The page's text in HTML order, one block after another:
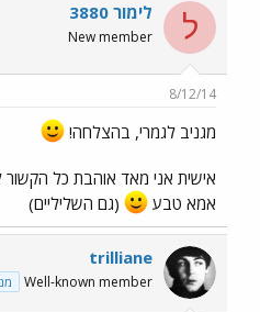
ל לימור 3880
New member
8/12/14
מגניב לגמרי, בהצלחה!
אישית אני מאד אוהבת כל הקשור
אמא טבע
(גם השליליים)
trilliane
Well-known member